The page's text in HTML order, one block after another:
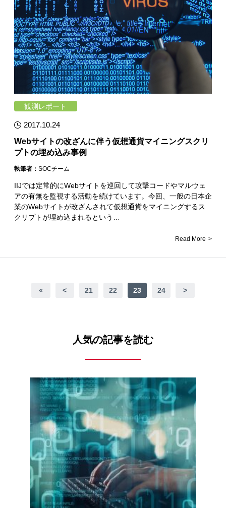
観測レポート
2017.10.24
Webサイトの改ざんに伴う仮想通貨マイニングスクリ
プトの埋め込み事例
執筆者： SOCチーム
IIJでは定常的にWebサイトを巡回して攻撃コードやマルウェ
アの有無を監視する活動を続けています。今回、一般の日本企
業のWebサイトが改ざんされて仮想通貨をマイニングするス
クリプトが埋め込まれるという…
Read More
« < 21 22 23 24 >
人気の記事を読む